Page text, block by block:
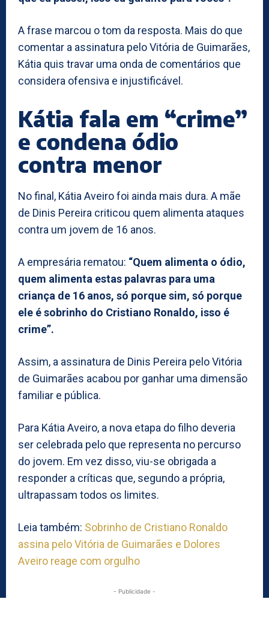
A frase marcou o tom da resposta. Mais do que
comentar a assinatura pelo Vitória de Guimarães,
Kátia quis travar uma onda de comentários que
considera ofensiva e injustificável.
Kátia fala em “crime”
e condena ódio
contra menor
No final, Kátia Aveiro foi ainda mais dura. A mãe
de Dinis Pereira criticou quem alimenta ataques
contra um jovem de 16 anos.
A empresária rematou: “Quem alimenta o ódio,
quem alimenta estas palavras para uma
criança de 16 anos, só porque sim, só porque
ele é sobrinho do Cristiano Ronaldo, isso é
crime”.
Assim, a assinatura de Dinis Pereira pelo Vitória
de Guimarães acabou por ganhar uma dimensão
familiar e pública.
Para Kátia Aveiro, a nova etapa do filho deveria
ser celebrada pelo que representa no percurso
do jovem. Em vez disso, viu-se obrigada a
responder a críticas que, segundo a própria,
ultrapassam todos os limites.
Leia também: Sobrinho de Cristiano Ronaldo
assina pelo Vitória de Guimarães e Dolores
Aveiro reage com orgulho
- Publicidade -